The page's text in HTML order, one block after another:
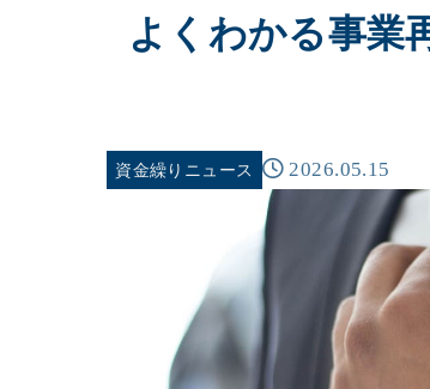
よくわかる事業
資金繰りニュース 2026.05.15